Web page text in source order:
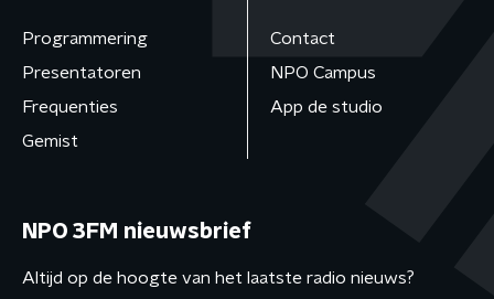
Programmering
Presentatoren
Frequenties
Gemist
Contact
NPO Campus
App de studio
NPO 3FM nieuwsbrief
Altijd op de hoogte van het laatste radio nieuws?